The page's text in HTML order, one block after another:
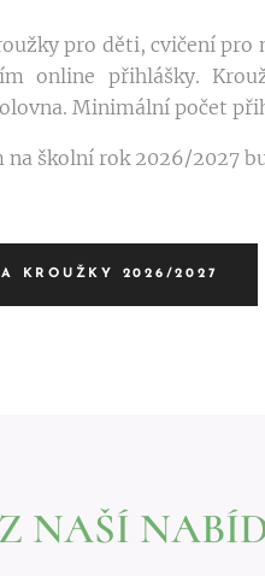
pro děti, cvičení
online přihlášky.
Minimální počet
školní rok 2026/2027
KROUŽKY 2026/2027
NAŠÍ